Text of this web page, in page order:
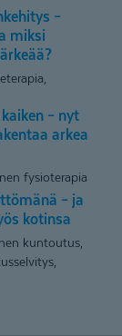
miksi
arkea
fysioterapia
kotinsa
kuntoutus,